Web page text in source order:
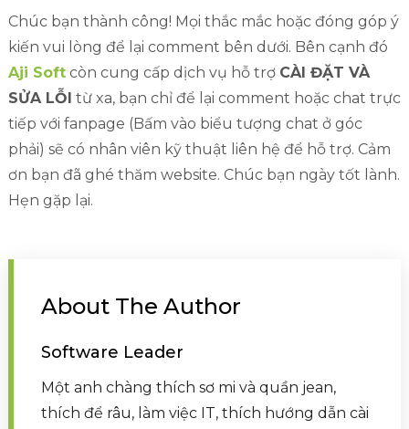
Chúc bạn thành công! Mọi thắc mắc hoặc đóng góp ý
kiến vui lòng để lại comment bên dưới. Bên cạnh đó
Aji Softcòn cung cấp dịch vụ hỗ trợ CÀI ĐẶT VÀ
SỬA LỖI từ xa, bạn chỉ để lại comment hoặc chat trực
tiếp với fanpage (Bấm vào biểu tượng chat ở góc
phải) sẽ có nhân viên kỹ thuật liên hệ để hỗ trợ. Cảm
ơn bạn đã ghé thăm website. Chúc bạn ngày tốt lành.
Hẹn gặp lại.
About The Author
Software Leader
Một anh chàng thích sơ mi và quần jean,
thích để râu, làm việc IT, thích hướng dẫn cài